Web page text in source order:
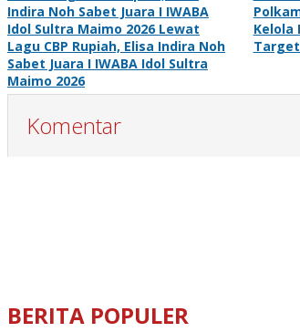
Indira Noh Sabet Juara I IWABA
Idol Sultra Maimo 2026 Lewat
Lagu CBP Rupiah, Elisa Indira Noh
Sabet Juara I IWABA Idol Sultra
Maimo 2026
Kelola
Komentar
BERITA POPULER